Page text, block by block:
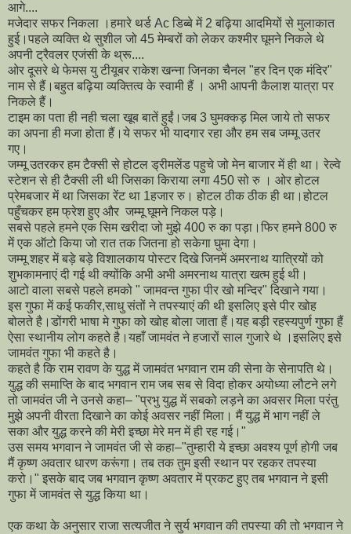
आगे....
मजेदार सफर निकला ।हमारे थर्ड Ac डिब्बे में 2 बढ़िया आदमियों से मुलाकात
हुई।पहले व्यक्ति थे सुशील जो 45 मेम्बरों को लेकर कश्मीर घूमने निकले थे
अपनी ट्रैवलर एजंसी के थ्रू....
ओर दूसरे थे फेमस यु टीयूबर राकेश खन्ना जिनका चैनल "हर दिन एक मंदिर"
नाम से हैं।बहुत बढ़िया व्यक्तित्व के स्वामी हैं । अभी आपनी कैलाश यात्रा पर
निकले हैं।
टाइम का पता ही नही चला खूब बातें हुईं।जब 3 घुमक्कड़ मिल जाये तो सफर
का अपना ही मजा होता हैं।ये सफर भी यादगार रहा और हम सब जम्मू उतर
गए।
जम्मू उतरकर हम टैक्सी से होटल ड्रीमलेंड पहुचे जो मेन बाजार में ही था। रेल्वे
स्टेशन से ही टैक्सी ली थी जिसका किराया लगा 450 सो रु । ओर होटल
प्रेमबजार में था जिसका रेंट था 1हजार रु। होटल ठीक ठीक ही था।होटल
पहुँचकर हम फ्रेश हुए और जम्मू घूमने निकल पड़े।
सबसे पहले हमने एक सिम खरीदा जो मुझे 400 रु का पड़ा।फिर हमने 800 रु
में एक ऑटो किया जो रात तक जितना हो सकेगा घुमा देगा।
जम्मू शहर में बड़े बड़े विशालकाय पोस्टर दिखे जिनमें अमरनाथ यात्रियों को
शुभकामनाएं दी गई थी क्योंकि अभी अभी अमरनाथ यात्रा खत्म हुई थी।
आटो वाला सबसे पहले हमको " जामवन्त गुफा पीर खो मन्दिर" दिखाने गया।
इस गुफा में कई फकीर,साधु संतों ने तपस्याएं की थी इसलिए इसे पीर खोह
बोलते है।डोंगरी भाषा मे गुफा को खोह बोला जाता हैं।यह बड़ी रहस्यपुर्ण गुफा हैं
ऐसा स्थानीय लोग कहते है।यहाँ जामवंत ने हजारों साल गुजारे थे ।इसलिए इसे
जामवंत गुफा भी कहते है।
कहते है कि राम रावण के युद्ध में जामवंत भगवान राम की सेना के सेनापति थे।
युद्ध की समाप्ति के बाद भगवान राम जब सब से विदा होकर अयोध्या लौटने लगे
तो जामवंत जी ने उनसे कहा– "प्रभु युद्ध में सबको लड़ने का अवसर मिला परंतु
मुझे अपनी वीरता दिखाने का कोई अवसर नहीं मिला। मैं युद्ध में भाग नहीं ले
सका और युद्ध करने की मेरी इच्छा मेरे मन में ही रह गई।"
उस समय भगवान ने जामवंत जी से कहा–"तुम्हारी ये इच्छा अवश्य पूर्ण होगी जब
मैं कृष्ण अवतार धारण करूंगा। तब तक तुम इसी स्थान पर रहकर तपस्या
करो।" इसके बाद जब भगवान कृष्ण अवतार में प्रकट हुए तब भगवान ने इसी
गुफा में जामवंत से युद्ध किया था।
एक कथा के अनुसार राजा सत्यजीत ने सुर्य भगवान की तपस्या की तो भगवान ने